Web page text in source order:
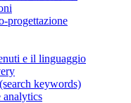
progettazione
e il linguaggio
keywords)
analytics